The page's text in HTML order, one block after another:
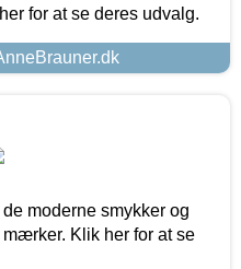
for at se deres udvalg.
moderne smykker og
Klik her for at se